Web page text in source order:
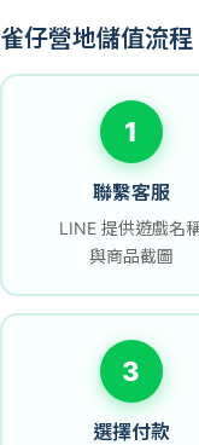
雀仔營地儲值流程
1
聯繫客服
LINE 提供遊戲名
與商品截圖
3
選擇付款